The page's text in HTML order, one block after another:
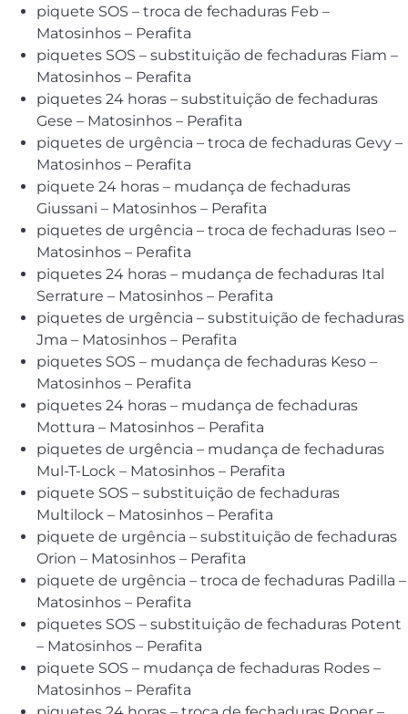
piquete SOS – troca de fechaduras Feb –
Matosinhos – Perafita
piquetes SOS – substituição de fechaduras Fiam –
Matosinhos – Perafita
piquetes 24 horas – substituição de fechaduras
Gese – Matosinhos – Perafita
piquetes de urgência – troca de fechaduras Gevy –
Matosinhos – Perafita
piquete 24 horas – mudança de fechaduras
Giussani – Matosinhos – Perafita
piquetes de urgência – troca de fechaduras Iseo –
Matosinhos – Perafita
piquetes 24 horas – mudança de fechaduras Ital
Serrature – Matosinhos – Perafita
piquetes de urgência – substituição de fechaduras
Jma – Matosinhos – Perafita
piquetes SOS – mudança de fechaduras Keso –
Matosinhos – Perafita
piquetes 24 horas – mudança de fechaduras
Mottura – Matosinhos – Perafita
piquetes de urgência – mudança de fechaduras
Mul-T-Lock – Matosinhos – Perafita
piquete SOS – substituição de fechaduras
Multilock – Matosinhos – Perafita
piquete de urgência – substituição de fechaduras
Orion – Matosinhos – Perafita
piquete de urgência – troca de fechaduras Padilla –
Matosinhos – Perafita
piquetes SOS – substituição de fechaduras Potent
– Matosinhos – Perafita
piquete SOS – mudança de fechaduras Rodes –
Matosinhos – Perafita